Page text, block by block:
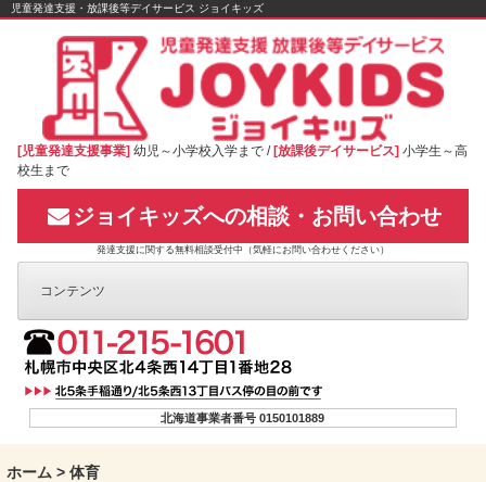
Skip
児童発達支援・放課後等デイサービス ジョイキッズ
[児童発達支援事業] 幼児～小学校入学まで / [放課後デイサービス] 小学生～高
校生まで
ジョイキッズへの相談・お問い合わせ
発達支援に関する無料相談受付中（気軽にお問い合わせください）
コンテンツ
北海道事業者番号 0150101889
ホーム > 体育